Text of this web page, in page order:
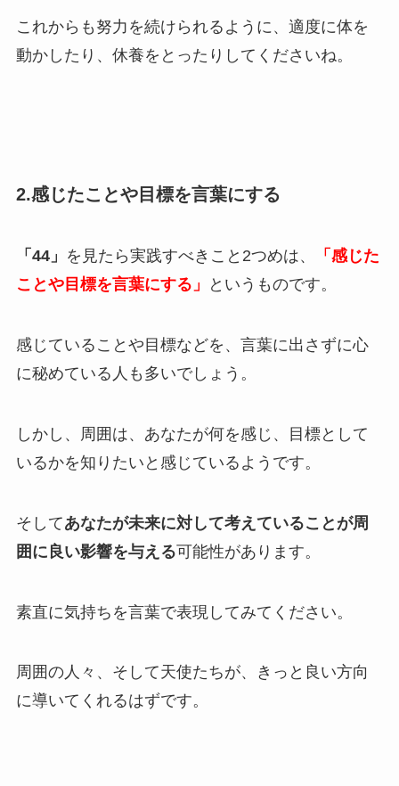
これからも努力を続けられるように、適度に体を
動かしたり、休養をとったりしてくださいね。
2.感じたことや目標を言葉にする
「44」 を見たら実践すべきこと2つめは、
「感じた
ことや目標を言葉にする」
というものです。
感じていることや目標などを、言葉に出さずに心
に秘めている人も多いでしょう。
しかし、周囲は、あなたが何を感じ、目標として
いるかを知りたいと感じているようです。
そしてあなたが未来に対して考えていることが周
囲に良い影響を与える可能性があります。
素直に気持ちを言葉で表現してみてください。
周囲の人々、そして天使たちが、きっと良い方向
に導いてくれるはずです。